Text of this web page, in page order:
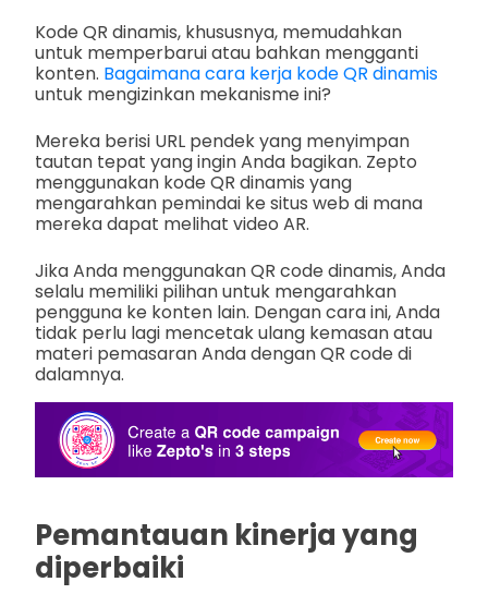
Kode QR dinamis, khususnya, memudahkan
untuk memperbarui atau bahkan mengganti
konten. Bagaimana cara kerja kode QR dinamis
untuk mengizinkan mekanisme ini?
Mereka berisi URL pendek yang menyimpan
tautan tepat yang ingin Anda bagikan. Zepto
menggunakan kode QR dinamis yang
mengarahkan pemindai ke situs web di mana
mereka dapat melihat video AR.
Jika Anda menggunakan QR code dinamis, Anda
selalu memiliki pilihan untuk mengarahkan
pengguna ke konten lain. Dengan cara ini, Anda
tidak perlu lagi mencetak ulang kemasan atau
materi pemasaran Anda dengan QR code di
dalamnya.
Pemantauan kinerja yang
diperbaiki